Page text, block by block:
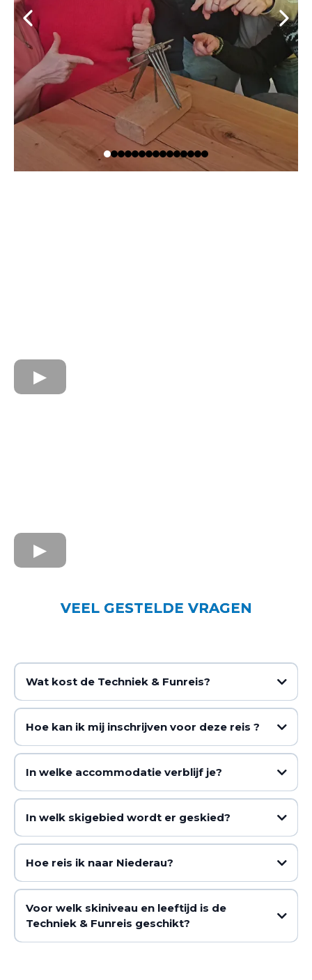
VEEL GESTELDE VRAGEN
Wat kost de Techniek & Funreis?
-
Uitbreiding (uitsluitend boekbaar via SKI Experience)
Hoe kan ik mij inschrijven voor deze reis ?
Boeken:
Facturatie:
In welke accommodatie verblijf je?
Schneeberger ' in Niederau.
In welk skigebied wordt er geskied?
Kitzbühel/Kirchberg
Ski Welt Wilder Kaiser
Hoe reis ik naar Niederau?
Voor welk skiniveau en leeftijd is de
Techniek & Funreis geschikt?